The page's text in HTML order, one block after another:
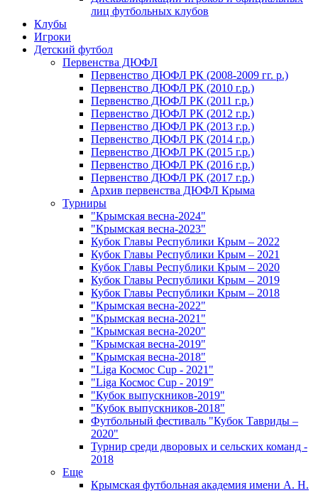
лиц футбольных клубов
Клубы
Игроки
Детский футбол
Первенства ДЮФЛ
Первенство ДЮФЛ РК (2008-2009 гг. р.)
Первенство ДЮФЛ РК (2010 г.р.)
Первенство ДЮФЛ РК (2011 г.р.)
Первенство ДЮФЛ РК (2012 г.р.)
Первенство ДЮФЛ РК (2013 г.р.)
Первенство ДЮФЛ РК (2014 г.р.)
Первенство ДЮФЛ РК (2015 г.р.)
Первенство ДЮФЛ РК (2016 г.р.)
Первенство ДЮФЛ РК (2017 г.р.)
Архив первенства ДЮФЛ Крыма
Турниры
"Крымская весна-2024"
"Крымская весна-2023"
Кубок Главы Республики Крым – 2022
Кубок Главы Республики Крым – 2021
Кубок Главы Республики Крым – 2020
Кубок Главы Республики Крым – 2019
Кубок Главы Республики Крым – 2018
"Крымская весна-2022"
"Крымская весна-2021"
"Крымская весна-2020"
"Крымская весна-2019"
"Крымская весна-2018"
"Liga Космос Cup - 2021"
"Liga Космос Cup - 2019"
"Кубок выпускников-2019"
"Кубок выпускников-2018"
Футбольный фестиваль "Кубок Тавриды –
2020"
Турнир среди дворовых и сельских команд -
2018
Еще
Крымская футбольная академия имени А. Н.